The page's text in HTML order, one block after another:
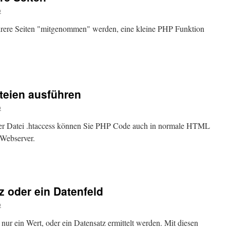
Seiten "mitgenommen" werden, eine kleine PHP Funktion
ausführen
Datei .htaccess können Sie PHP Code auch in normale HTML
oder ein Datenfeld
ein Wert, oder ein Datensatz ermittelt werden. Mit diesen